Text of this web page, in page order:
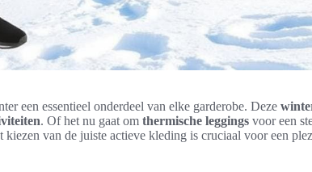
een essentieel onderdeel van elke garderobe. Deze
. Of het nu gaat om thermische leggings voor een
kiezen van de juiste actieve kleding is cruciaal voor een